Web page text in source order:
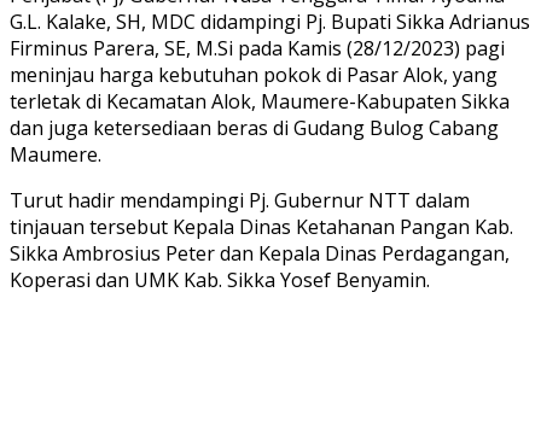
G.L. Kalake, SH, MDC didampingi Pj. Bupati Sikka Adrianus
Firminus Parera, SE, M.Si pada Kamis (28/12/2023) pagi
meninjau harga kebutuhan pokok di Pasar Alok, yang
terletak di Kecamatan Alok, Maumere-Kabupaten Sikka
dan juga ketersediaan beras di Gudang Bulog Cabang
Maumere.
Turut hadir mendampingi Pj. Gubernur NTT dalam
tinjauan tersebut Kepala Dinas Ketahanan Pangan Kab.
Sikka Ambrosius Peter dan Kepala Dinas Perdagangan,
Koperasi dan UMK Kab. Sikka Yosef Benyamin.